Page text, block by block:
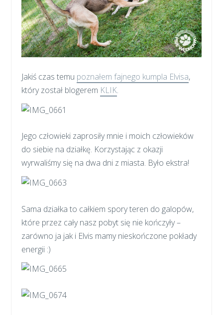
Jakiś czas temu poznałem fajnego kumpla Elvisa,
który został blogerem KLIK.
Jego człowieki zaprosiły mnie i moich człowieków
do siebie na działkę. Korzystając z okazji
wyrwaliśmy się na dwa dni z miasta. Było ekstra!
Sama działka to całkiem spory teren do galopów,
które przez cały nasz pobyt się nie kończyły –
zarówno ja jak i Elvis mamy nieskończone pokłady
energii :)